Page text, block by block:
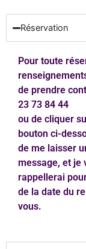
Réservation
Pour toute
de prendre
23 73 84 44
ou de cliquer
bouton ci-
de me laisser
message, et je
rappellerai
de la date du
vous.